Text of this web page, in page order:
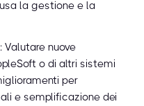
la gestione e la
nuove
o di altri sistemi
per
e semplificazione dei